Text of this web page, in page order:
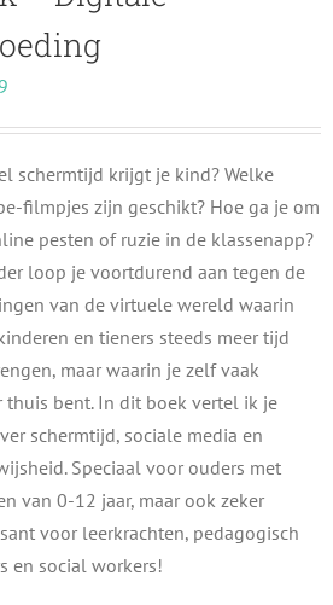
schermtijd krijgt je kind? Welke
filmpjes zijn geschikt? Hoe ga je om
pesten of ruzie in de klassenapp?
loop je voortdurend aan tegen de
van de virtuele wereld waarin
en tieners steeds meer tijd
maar waarin je zelf vaak
thuis bent. In dit boek vertel ik je
schermtijd, sociale media en
Speciaal voor ouders met
van 0-12 jaar, maar ook zeker
voor leerkrachten, pedagogisch
en social workers!